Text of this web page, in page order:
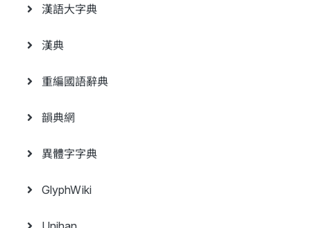
漢語大字典
漢典
重編國語辭典
韻典網
異體字字典
GlyphWiki